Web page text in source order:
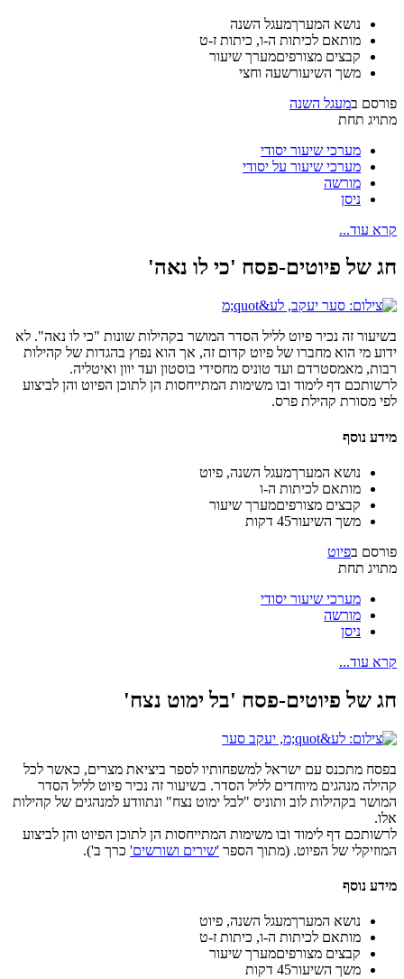
נושא המערךמעגל השנה
מותאם לכיתות ה-ו, כיתות ז-ט
קבצים מצורפיםמערך שיעור
משך השיעורשעה וחצי
פורסם במעגל השנה
מתויג תחת
מערכי שיעור יסודי
מערכי שיעור על יסודי
מורשה
ניסן
קרא עוד...
חג של פיוטים-פסח 'כי לו נאה'
בשיעור זה נכיר פיוט לליל הסדר המושר בקהילות שונות "כי לו נאה". לא
ידוע מי הוא מחברו של פיוט קדום זה, אך הוא נפוץ בהגדות של קהילות
רבות, מאמסטרדם ועד טוניס מחסידי בוסטון ועד יוון ואיטליה.
לרשותכם דף לימוד ובו משימות המתייחסות הן לתוכן הפיוט והן לביצוע
לפי מסורת קהילת פרס.
מידע נוסף
נושא המערךמעגל השנה, פיוט
מותאם לכיתות ה-ו
קבצים מצורפיםמערך שיעור
משך השיעור45 דקות
פורסם בפיוט
מתויג תחת
מערכי שיעור יסודי
מורשה
ניסן
קרא עוד...
חג של פיוטים-פסח 'בל ימוט נצח'
בפסח מתכנס עם ישראל למשפחותיו לספר ביציאת מצרים, כאשר לכל
קהילה מנהגים מיוחדים לליל הסדר. בשיעור זה נכיר פיוט לליל הסדר
המושר בקהילות לוב ותוניס "לבל ימוט נצח" ונתוודע למנהגים של קהילות
אלו.
לרשותכם דף לימוד ובו משימות המתייחסות הן לתוכן הפיוט והן לביצוע
המוזיקלי של הפיוט. (מתוך הספר 'שירים ושורשים' כרך ב').
מידע נוסף
נושא המערךמעגל השנה, פיוט
מותאם לכיתות ה-ו, כיתות ז-ט
קבצים מצורפיםמערך שיעור
משך השיעור45 דקות